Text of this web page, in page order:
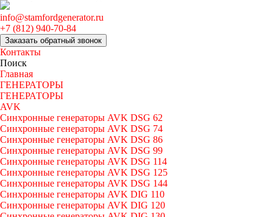
info@stamfordgenerator.ru
+7 (812) 940-70-84
Заказать обратный звонок
Контакты
Поиск
Главная
ГЕНЕРАТОРЫ
ГЕНЕРАТОРЫ
AVK
Синхронные генераторы AVK DSG 62
Синхронные генераторы AVK DSG 74
Синхронные генераторы AVK DSG 86
Синхронные генераторы AVK DSG 99
Синхронные генераторы AVK DSG 114
Синхронные генераторы AVK DSG 125
Синхронные генераторы AVK DSG 144
Синхронные генераторы AVK DIG 110
Синхронные генераторы AVK DIG 120